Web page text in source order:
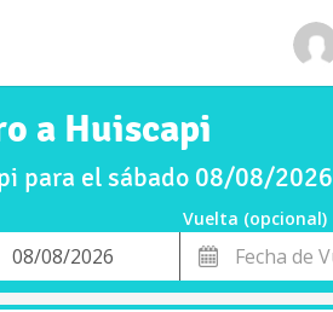
a Huiscapi
para el sábado 08/08/2026
Vuelta (opcional)
Fecha
de
Vuelta